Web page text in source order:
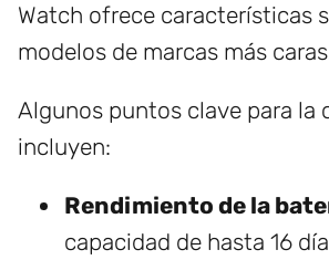
Watch ofrece características
modelos de marcas más
Algunos puntos clave para la
incluyen:
Rendimiento de la
capacidad de hasta 16